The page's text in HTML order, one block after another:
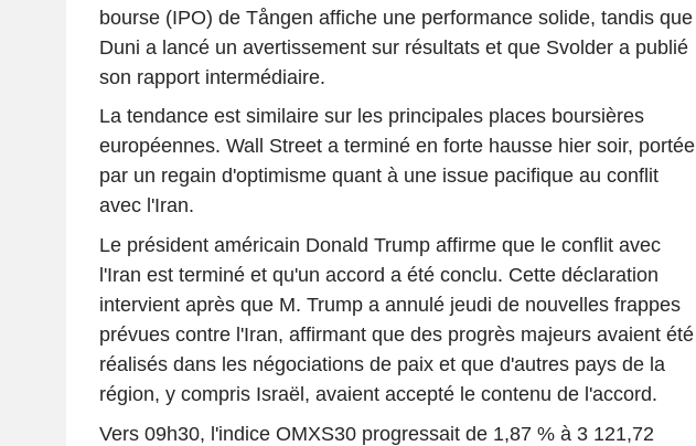
bourse (IPO) de Tången affiche une performance solide, tandis que
Duni a lancé un avertissement sur résultats et que Svolder a publié
son rapport intermédiaire.
La tendance est similaire sur les principales places boursières
européennes. Wall Street a terminé en forte hausse hier soir, portée
par un regain d'optimisme quant à une issue pacifique au conflit
avec l'Iran.
Le président américain Donald Trump affirme que le conflit avec
l'Iran est terminé et qu'un accord a été conclu. Cette déclaration
intervient après que M. Trump a annulé jeudi de nouvelles frappes
prévues contre l'Iran, affirmant que des progrès majeurs avaient été
réalisés dans les négociations de paix et que d'autres pays de la
région, y compris Israël, avaient accepté le contenu de l'accord.
Vers 09h30, l'indice OMXS30 progressait de 1,87 % à 3 121,72